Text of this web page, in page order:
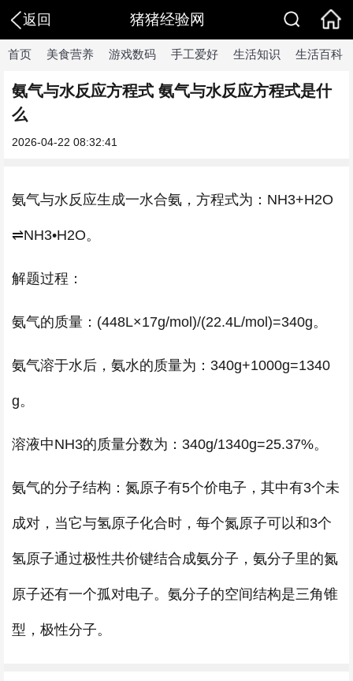
返回 猪猪经验网
首页 美食营养 游戏数码 手工爱好 生活知识 生活百科
氨气与水反应方程式 氨气与水反应方程式是什
么
2026-04-22 08:32:41
氨气与水反应生成一水合氨，方程式为：NH3+H2O
⇌NH3•H2O。
解题过程：
氨气的质量：(448L×17g/mol)/(22.4L/mol)=340g。
氨气溶于水后，氨水的质量为：340g+1000g=1340
g。
溶液中NH3的质量分数为：340g/1340g=25.37%。
氨气的分子结构：氮原子有5个价电子，其中有3个未
成对，当它与氢原子化合时，每个氮原子可以和3个
氢原子通过极性共价键结合成氨分子，氨分子里的氮
原子还有一个孤对电子。氨分子的空间结构是三角锥
型，极性分子。